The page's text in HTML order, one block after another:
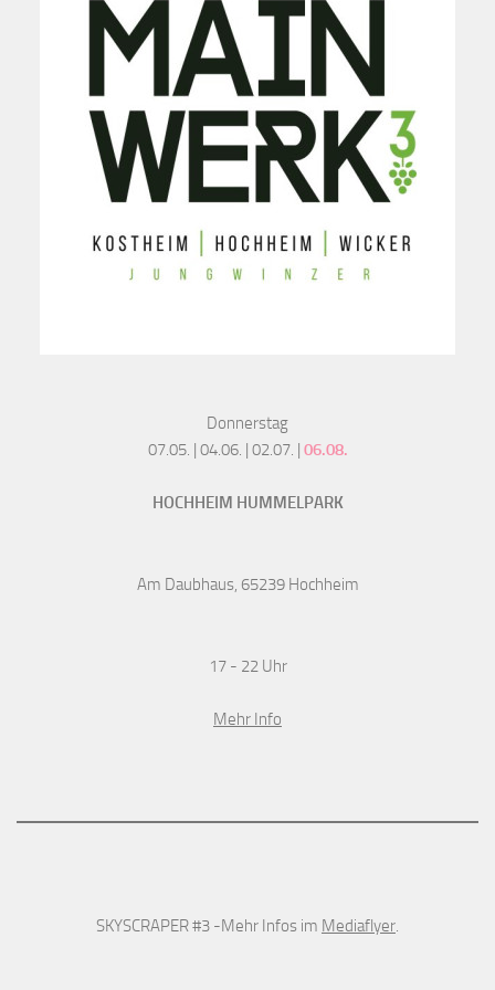
Donnerstag
07.05. | 04.06. | 02.07. | 06.08.
HOCHHEIM HUMMELPARK
Am Daubhaus, 65239 Hochheim
17 - 22 Uhr
Mehr Info
SKYSCRAPER #3 -Mehr Infos im Mediaflyer.